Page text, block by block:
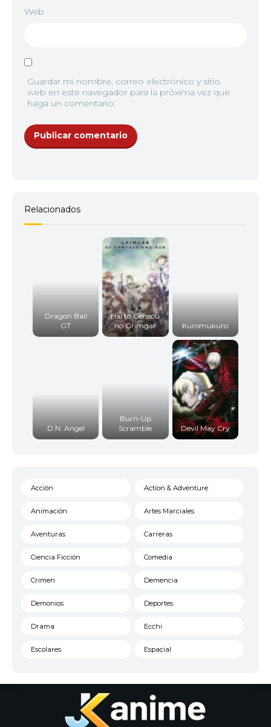
Web
Guardar mi nombre, correo electrónico y sitio
web en este navegador para la próxima vez que
haga un comentario.
Relacionados
Dragon Ball
GT
Hai to Gensou
no Grimgar
Kuromukuro
D.N. Angel
Burn-Up
Scramble
Devil May Cry
Acción Action & Adventure
Animación Artes Marciales
Aventuras Carreras
Ciencia Ficción Comedia
Crimen Demencia
Demonios Deportes
Drama Ecchi
Escolares Espacial
Historico
Josei